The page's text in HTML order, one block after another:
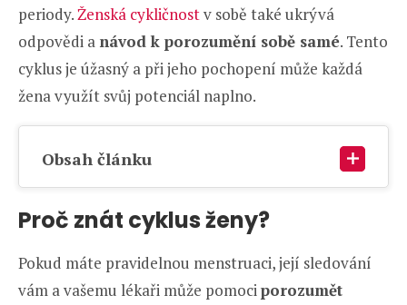
periody.Ženská cykličnostv sobě také ukrývá
odpovědi a návod k porozumění sobě samé. Tento
cyklus je úžasný a při jeho pochopení může každá
žena využít svůj potenciál naplno.
Obsah článku
Proč znát cyklus ženy?
Pokud máte pravidelnou menstruaci, její sledování
vám a vašemu lékaři může pomociporozumět